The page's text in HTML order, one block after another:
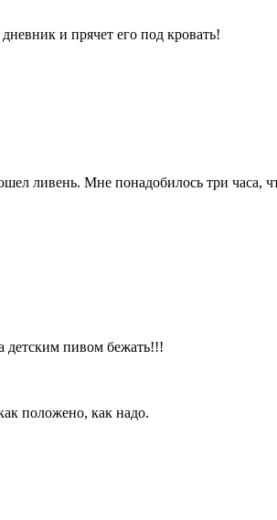
и прячет его под кровать!
ливень. Мне понадобилось три часа,
детским пивом бежать!!!
положено, как надо.